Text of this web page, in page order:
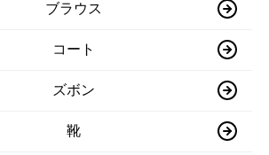
ブラウス
コート
ズボン
靴